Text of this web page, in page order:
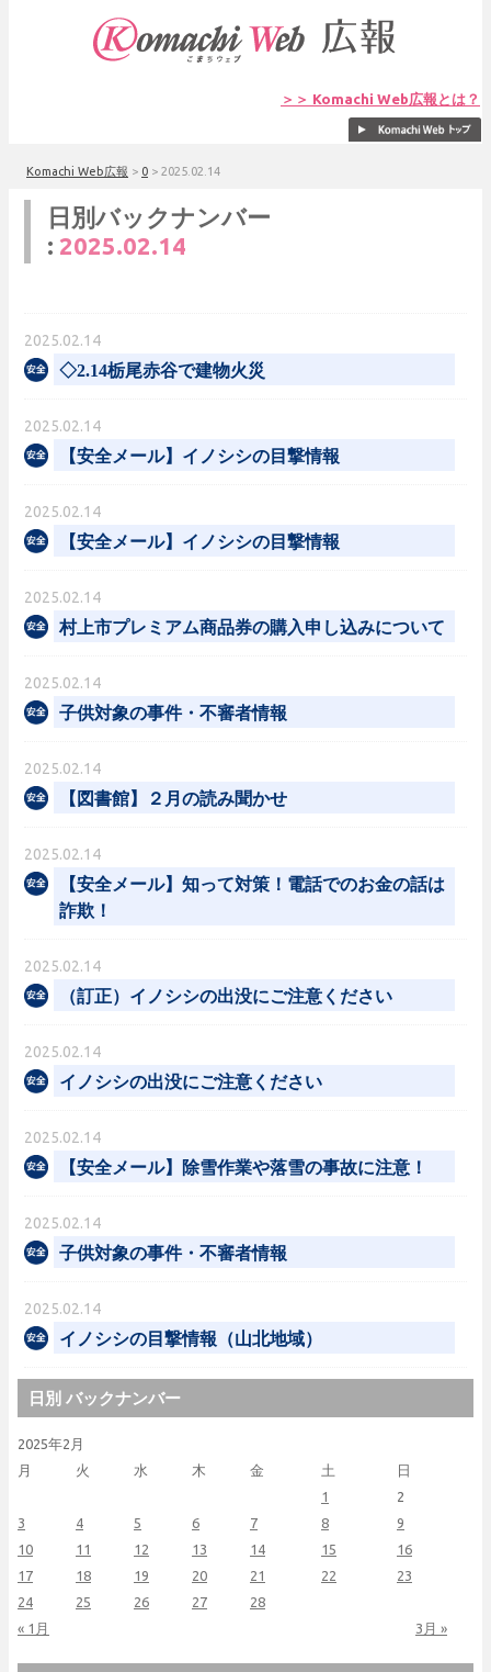
＞＞ Komachi Web広報とは？
Komachi Web広報 > 0 > 2025.02.14
日別バックナンバー
: 2025.02.14
2025.02.14
◇2.14栃尾赤谷で建物火災
2025.02.14
【安全メール】イノシシの目撃情報
2025.02.14
【安全メール】イノシシの目撃情報
2025.02.14
村上市プレミアム商品券の購入申し込みについて
2025.02.14
子供対象の事件・不審者情報
2025.02.14
【図書館】２月の読み聞かせ
2025.02.14
【安全メール】知って対策！電話でのお金の話は
詐欺！
2025.02.14
（訂正）イノシシの出没にご注意ください
2025.02.14
イノシシの出没にご注意ください
2025.02.14
【安全メール】除雪作業や落雪の事故に注意！
2025.02.14
子供対象の事件・不審者情報
2025.02.14
イノシシの目撃情報（山北地域）
日別 バックナンバー
2025年2月
月
火 水 木 金 土 日
« 1月 3月 »
1
2
3
4 5 6 7 8
9
10
11 12 13 14 15
16
17
18 19 20 21 22
23
24
25 26 27 28